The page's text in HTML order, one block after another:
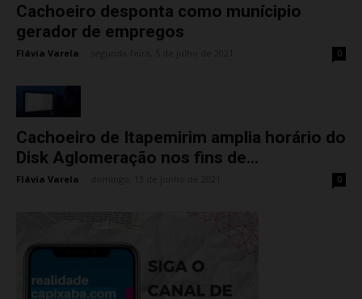
Cachoeiro desponta como munícipio
gerador de empregos
Flávia Varela 0
Cachoeiro de Itapemirim amplia horário do
Disk Aglomeração nos fins de...
Flávia Varela 0